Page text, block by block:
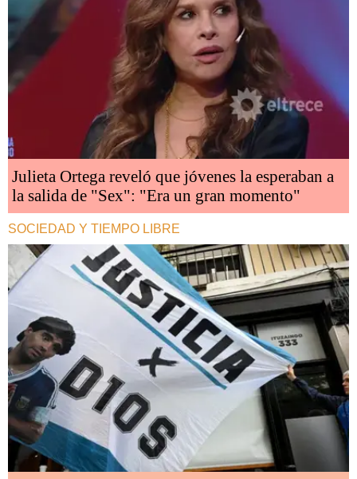
Julieta Ortega reveló que jóvenes la esperaban a
la salida de "Sex": "Era un gran momento"
SOCIEDAD Y TIEMPO LIBRE